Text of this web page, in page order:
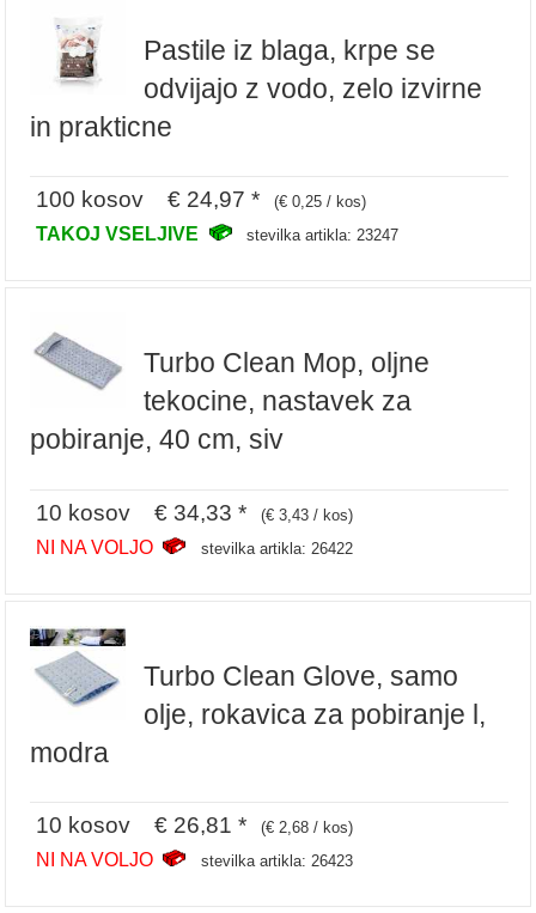
Pastile iz blaga, krpe se
odvijajo z vodo, zelo izvirne
in prakticne
100 kosov € 24,97 * (€ 0,25 / kos)
TAKOJ VSELJIVE stevilka artikla: 23247
Turbo Clean Mop, oljne
tekocine, nastavek za
pobiranje, 40 cm, siv
10 kosov € 34,33 * (€ 3,43 / kos)
NI NA VOLJO stevilka artikla: 26422
Turbo Clean Glove, samo
olje, rokavica za pobiranje l,
modra
10 kosov € 26,81 * (€ 2,68 / kos)
NI NA VOLJO stevilka artikla: 26423